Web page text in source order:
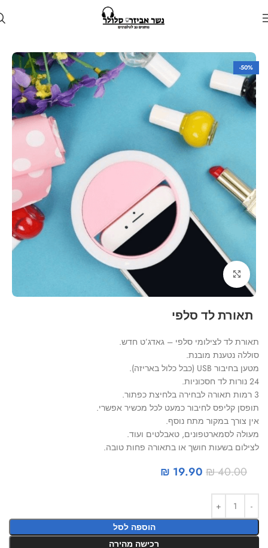
-50%
Click to enlarge
תאורת לד סלפי
תאורת לד לצילומי סלפי – גאדג’ט חדש.
סוללה נטענת מובנת.
מטען בחיבור USB (כבל כלול באריזה).
24 נורות לד חסכוניות.
3 רמות תאורה לבחירה בלחיצת כפתור.
תופסן קליפס לחיבור כמעט לכל מכשיר אפשרי.
אין צורך במקור מתח נוסף.
מעולה לסמארטפונים, טאבלטים ועוד.
לצילום בשעות חושך או בתאורה פחות טובה.
₪40.00
₪ 19.90
הוספה לסל
רכישה מהירה